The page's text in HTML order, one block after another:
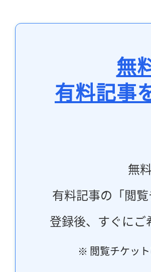
無
有料記事
無
有料記事の「閲
登録後、すぐに
※ 閲覧チケッ